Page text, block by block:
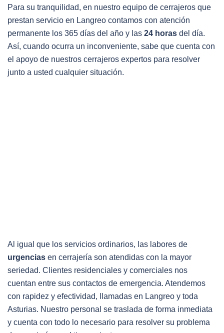
Para su tranquilidad, en nuestro equipo de cerrajeros que
prestan servicio en Langreo contamos con atención
permanente los 365 días del año y las 24 horas del día.
Así, cuando ocurra un inconveniente, sabe que cuenta con
el apoyo de nuestros cerrajeros expertos para resolver
junto a usted cualquier situación.
Al igual que los servicios ordinarios, las labores de
urgencias en cerrajería son atendidas con la mayor
seriedad. Clientes residenciales y comerciales nos
cuentan entre sus contactos de emergencia. Atendemos
con rapidez y efectividad, llamadas en Langreo y toda
Asturias. Nuestro personal se traslada de forma inmediata
y cuenta con todo lo necesario para resolver su problema